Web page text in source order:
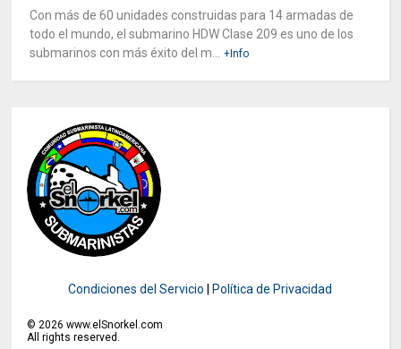
Con más de 60 unidades construidas para 14 armadas de
todo el mundo, el submarino HDW Clase 209 es uno de los
submarinos con más éxito del m...
+Info
Condiciones del Servicio Política de Privacidad
© 2026 www.elSnorkel.com
All rights reserved.